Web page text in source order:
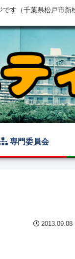
す（千葉県松戸市新
専門委員会
2013.09.08